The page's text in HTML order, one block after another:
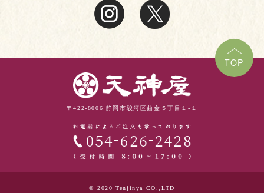
TOP
〒422-8006 静岡市駿河区曲金５丁目１-１
© 2020 Tenjinya CO.,LTD